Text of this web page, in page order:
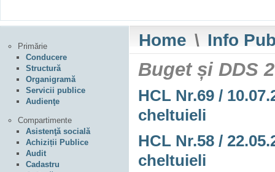
Home \ Info
Buget și DDS
HCL Nr.69 /
cheltuieli
HCL Nr.58 /
cheltuieli
Primărie
Conducere
Structură
Organigramă
Servicii publice
Audienţe
Compartimente
Asistenţă socială
Achiziții Publice
Audit
Cadastru